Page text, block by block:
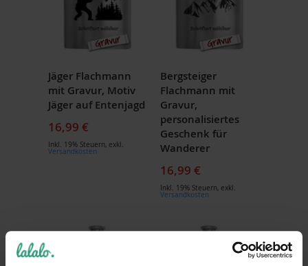
Jäger Flachmann
mit Gravur, Motiv
Jäger auf Entenjagd
16,99 €
Inkl. 19% Steuern, exkl.
Versandkosten
Bergsteiger
Flachmann mit
Gravur,
personalisiertes
Geschenk für
Wanderer
16,99 €
Inkl. 19% Steuern, exkl.
Versandkosten